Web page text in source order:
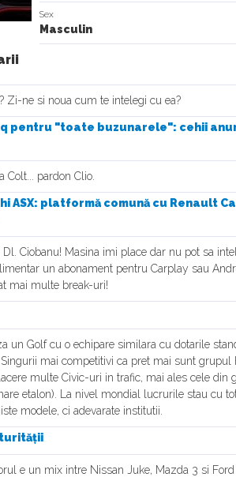
Sex
Masculin
Zi-ne si noua cum te intelegi cu ea?
pentru "toate buzunarele": cehii
Colt... pardon Clio.
ASX: platformă comună cu Renault
Ciobanu! Masina imi place dar nu pot sa
un abonament pentru Carplay sau
mai multe break-uri!
un Golf cu o echipare similara cu dotarile
mai competitivi ca pret mai sunt grupul
multe Civic-uri in trafic, mai ales cele din
etalon). La nivel mondial lucrurile stau cu
modele, ci adevarate institutii.
e un mix intre Nissan Juke, Mazda 3 si